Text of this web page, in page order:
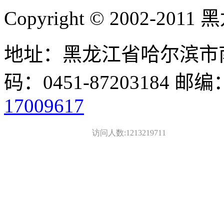
Copyright © 2002-2011
地址：黑龙江省哈尔滨
码：0451-87203184 邮编
17009617